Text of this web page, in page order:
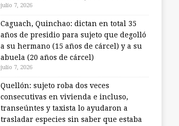
julio 7, 2026
Caguach, Quinchao: dictan en total 35
años de presidio para sujeto que degolló
a su hermano (15 años de cárcel) y a su
abuela (20 años de cárcel)
julio 7, 2026
Quellón: sujeto roba dos veces
consecutivas en vivienda e incluso,
transeúntes y taxista lo ayudaron a
trasladar especies sin saber que estaba